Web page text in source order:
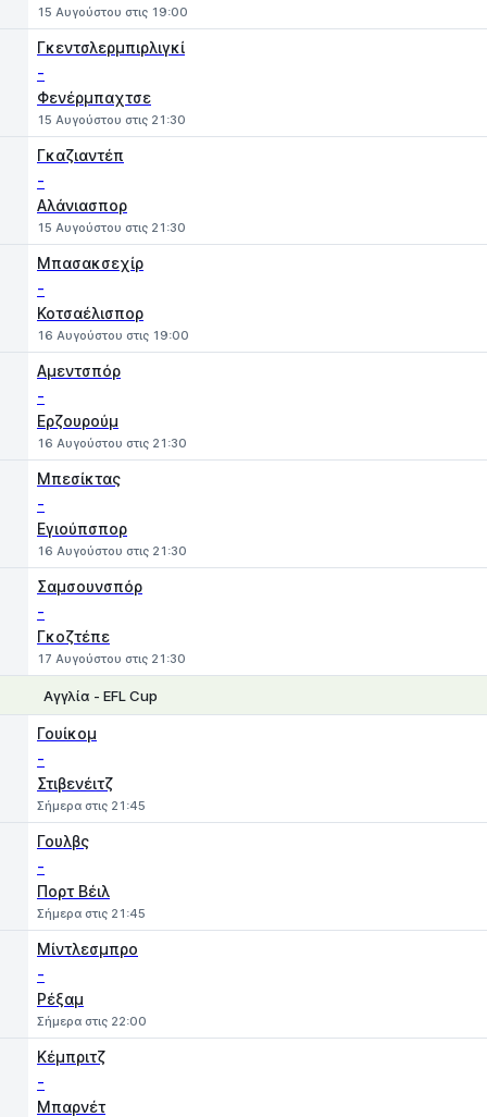
15 Αυγούστου στις 19:00
Γκεντσλερμπιρλιγκί
-
Φενέρμπαχτσε
15 Αυγούστου στις 21:30
Γκαζιαντέπ
-
Αλάνιασπορ
15 Αυγούστου στις 21:30
Μπασακσεχίρ
-
Κοτσαέλισπορ
16 Αυγούστου στις 19:00
Αμεντσπόρ
-
Ερζουρούμ
16 Αυγούστου στις 21:30
Μπεσίκτας
-
Εγιούπσπορ
16 Αυγούστου στις 21:30
Σαμσουνσπόρ
-
Γκοζτέπε
17 Αυγούστου στις 21:30
Αγγλία - EFL Cup
Γουίκομ
-
Στιβενέιτζ
Σήμερα στις 21:45
Γουλβς
-
Πορτ Βέιλ
Σήμερα στις 21:45
Μίντλεσμπρο
-
Ρέξαμ
Σήμερα στις 22:00
Κέμπριτζ
-
Μπαρνέτ